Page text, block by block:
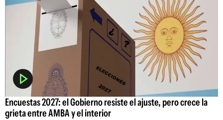
Encuestas 2027: el Gobierno resiste el ajuste, pero crece la
grieta entre AMBA y el interior